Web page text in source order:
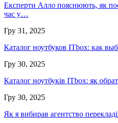
Експерти Алло пояснюють, як
час у…
Гру 31, 2025
Каталог ноутбуков ITbox: как
Гру 30, 2025
Каталог ноутбуків ITbox: як
Гру 30, 2025
Як я вибирав агентство